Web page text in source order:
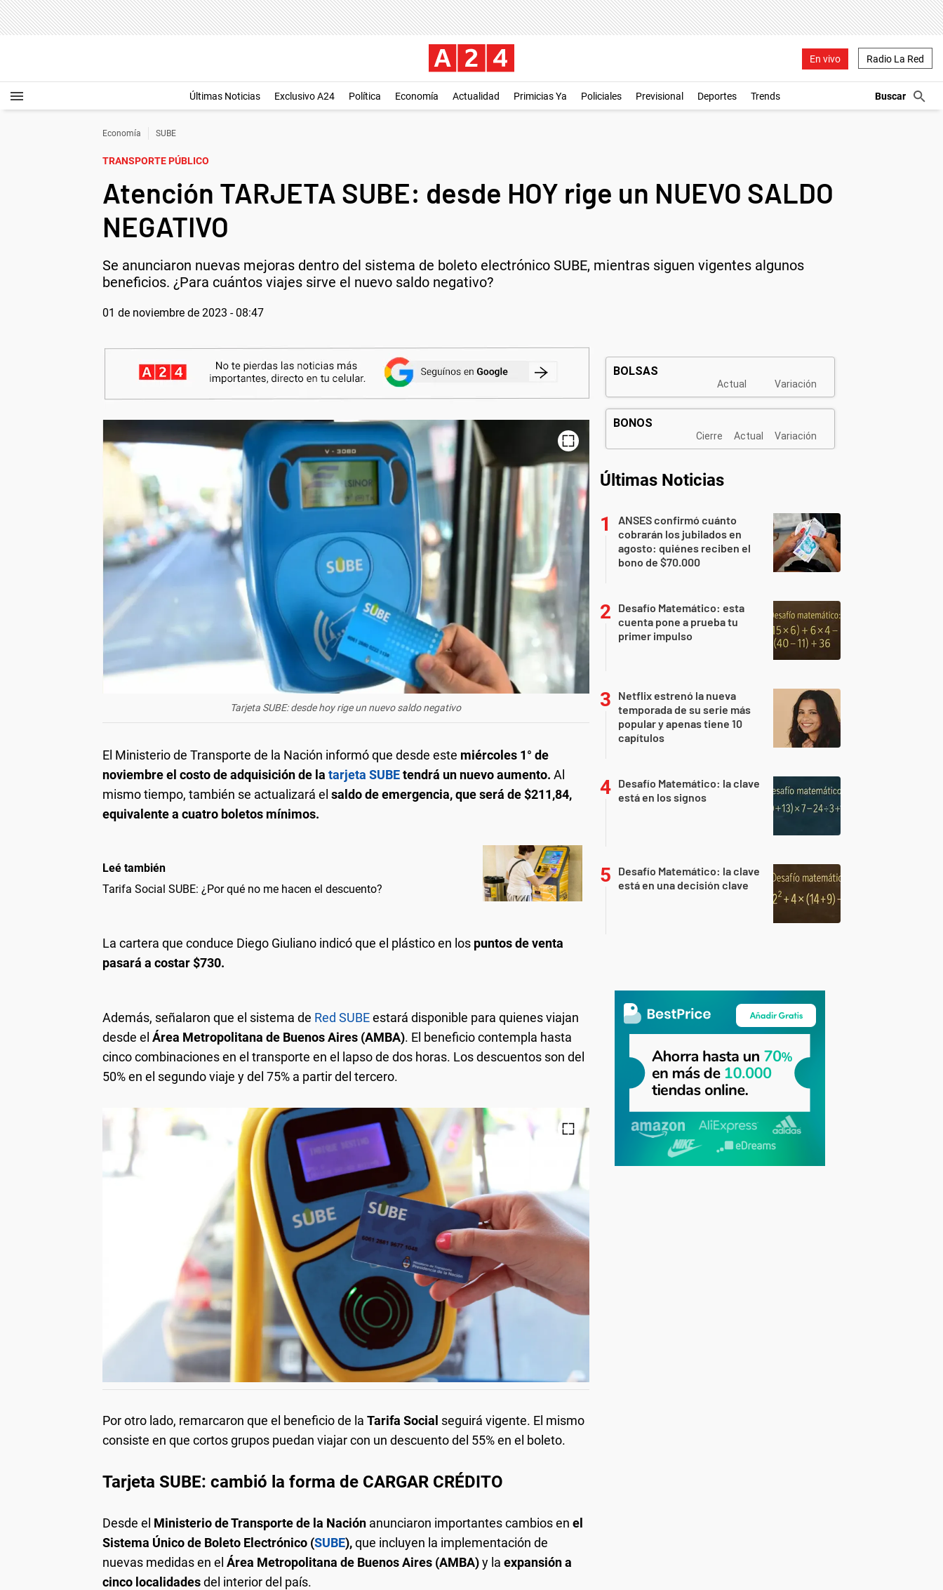
En vivo Radio La Red
Últimas Noticias Exclusivo A24 Política Economía Actualidad Primicias Ya Policiales Previsional Deportes Trends
Economía SUBE
TRANSPORTE PÚBLICO
Atención TARJETA SUBE: desde HOY rige un NUEVO SALDO
NEGATIVO
Se anunciaron nuevas mejoras dentro del sistema de boleto electrónico SUBE, mientras siguen vigentes algunos
beneficios. ¿Para cuántos viajes sirve el nuevo saldo negativo?
01 de noviembre de 2023 - 08:47
Tarjeta SUBE: desde hoy rige un nuevo saldo negativo
El Ministerio de Transporte de la Nación informó que desde este miércoles 1° de
noviembre el costo de adquisición de la tarjeta SUBEtendrá un nuevo aumento. Al
mismo tiempo, también se actualizará el saldo de emergencia, que será de $211,84,
equivalente a cuatro boletos mínimos.
Leé también
Tarifa Social SUBE: ¿Por qué no me hacen el descuento?
La cartera que conduce Diego Giuliano indicó que el plástico en los puntos de venta
pasará a costar $730.
Además, señalaron que el sistema de Red SUBEestará disponible para quienes viajan
desde el Área Metropolitana de Buenos Aires (AMBA). El beneficio contempla hasta
cinco combinaciones en el transporte en el lapso de dos horas. Los descuentos son del
50% en el segundo viaje y del 75% a partir del tercero.
Por otro lado, remarcaron que el beneficio de la Tarifa Social seguirá vigente. El mismo
consiste en que cortos grupos puedan viajar con un descuento del 55% en el boleto.
Tarjeta SUBE: cambió la forma de CARGAR CRÉDITO
Desde el Ministerio de Transporte de la Nación anunciaron importantes cambios en el
Sistema Único de Boleto Electrónico (SUBE),que incluyen la implementación de
nuevas medidas en el Área Metropolitana de Buenos Aires (AMBA)y la expansión a
cinco localidadesdel interior del país.
Últimas Noticias
ANSES confirmó cuánto
cobrarán los jubilados en
agosto: quiénes reciben el
bono de $70.000
Desafío Matemático: esta
cuenta pone a prueba tu
primer impulso
Netflix estrenó la nueva
temporada de su serie más
popular y apenas tiene 10
capítulos
Desafío Matemático: la clave
está en los signos
Desafío Matemático: la clave
está en una decisión clave